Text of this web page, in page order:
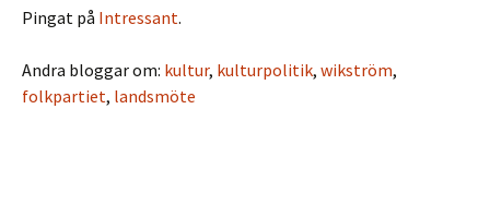
Pingat på Intressant.
Andra bloggar om: kultur, kulturpolitik, wikström,
folkpartiet, landsmöte